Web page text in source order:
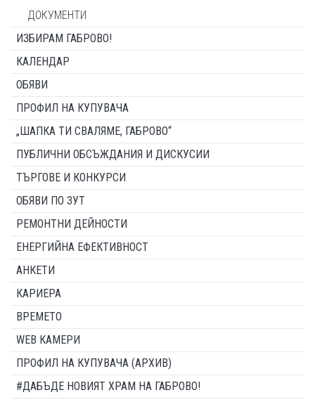
ДОКУМЕНТИ
ИЗБИРАМ ГАБРОВО!
КАЛЕНДАР
ОБЯВИ
ПРОФИЛ НА КУПУВАЧА
„ШАПКА ТИ СВАЛЯМЕ, ГАБРОВО“
ПУБЛИЧНИ ОБСЪЖДАНИЯ И ДИСКУСИИ
ТЪРГОВЕ И КОНКУРСИ
ОБЯВИ ПО ЗУТ
РЕМОНТНИ ДЕЙНОСТИ
ЕНЕРГИЙНА ЕФЕКТИВНОСТ
АНКЕТИ
КАРИЕРА
ВРЕМЕТО
WEB КАМЕРИ
ПРОФИЛ НА КУПУВАЧА (АРХИВ)
#ДАБЪДЕ НОВИЯТ ХРАМ НА ГАБРОВО!